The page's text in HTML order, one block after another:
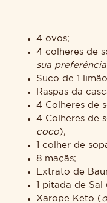
4 ovos;
4 colheres de
sua preferência
Suco de 1
Raspas da
4 Colheres de
4 Colheres de
coco);
1 colher de
8 maçãs;
Extrato de
1 pitada de Sal
Xarope Keto (